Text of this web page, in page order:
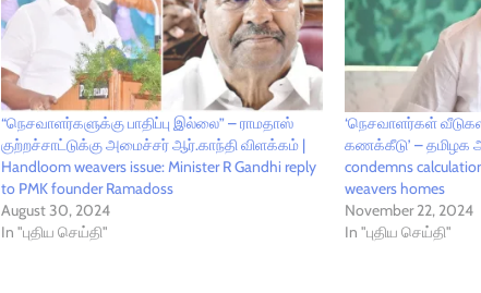
“நெசவாளர்களுக்கு பாதிப்பு இல்லை” – ராமதாஸ்
குற்றச்சாட்டுக்கு அமைச்சர் ஆர்.காந்தி விளக்கம் |
Handloom weavers issue: Minister R Gandhi reply
to PMK founder Ramadoss
August 30, 2024
In "புதிய செய்தி"
‘நெசவாளர்கள்
கணக்கீடு’ – தமிழக
condemns
weavers homes
November 22, 2024
In "புதிய செய்தி"